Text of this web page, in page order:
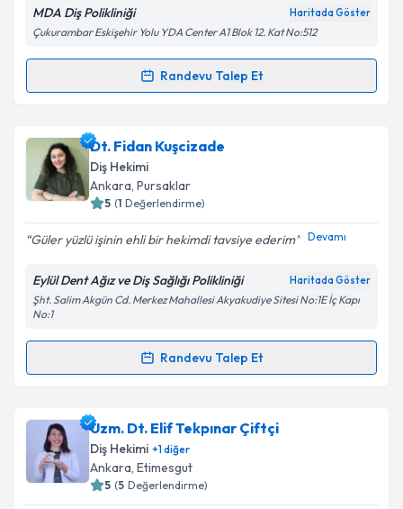
kapsamda işlenmesini kabul ediyorum.
Takvim Talebini Gönder
MDA Diş Polikliniği Haritada Göster
Çukurambar Eskişehir Yolu YDA Center A1 Blok 12. Kat No:512
Randevu Talep Et
Randevu Takvimi Talebi
Dr. Dt. Ezgi Aydın Varoliçin randevu takvimi talebi
oluşturun. Size bu uzmandan randevu almanız için bir
takvim hazırlandığında e-posta ile bilgilendireceğiz.
Kişisel verilerimin işlenmesine ilişkinAydınlatma
kapsamda işlenmesini kabul ediyorum.
Dt. Fidan Kuşcizade
Diş Hekimi
Ankara, Pursaklar
5 (1 Değerlendirme)
Güler yüzlü işinin ehli bir hekimdi tavsiye ederim Devamı
Eylül Dent Ağız ve Diş Sağlığı Polikliniği Haritada Göster
Şht. Salim Akgün Cd. Merkez Mahallesi Akyakudiye Sitesi No:1E İç Kapı
No:1
Randevu Talep Et
Randevu Takvimi Talebi
Dt. Fidan Kuşcizadeiçin randevu takvimi talebi
oluşturun. Size bu uzmandan randevu almanız için bir
takvim hazırlandığında e-posta ile bilgilendireceğiz.
Uzm. Dt. Elif Tekpınar Çiftçi
Diş Hekimi +1diğer
Ankara, Etimesgut
5 (5 Değerlendirme)